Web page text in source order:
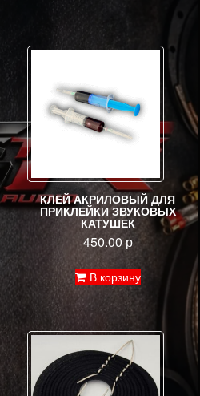
на
КЛЕЙ АКРИЛОВЫЙ ДЛЯ
ПРИКЛЕЙКИ ЗВУКОВЫХ
КАТУШЕК
450.00р
В корзину